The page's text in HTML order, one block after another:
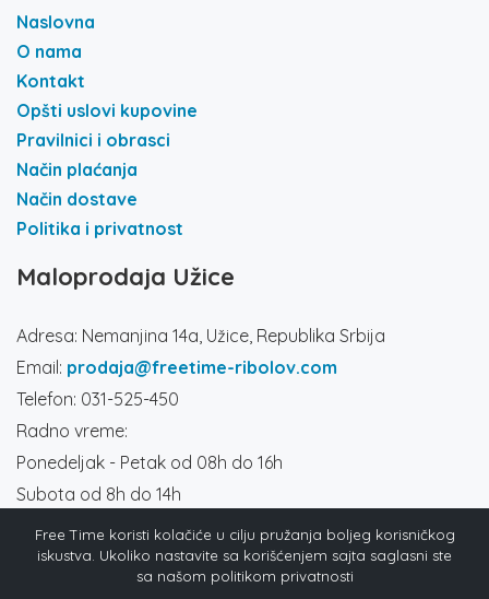
Naslovna
O nama
Kontakt
Opšti uslovi kupovine
Pravilnici i obrasci
Način plaćanja
Način dostave
Politika i privatnost
Maloprodaja Užice
Adresa: Nemanjina 14a, Užice, Republika Srbija
Email: prodaja@freetime-ribolov.com
Telefon: 031-525-450
Radno vreme:
Ponedeljak - Petak od 08h do 16h
Subota od 8h do 14h
Društvene mreže
Free Time koristi kolačiće u cilju pružanja boljeg korisničkog
iskustva. Ukoliko nastavite sa korišćenjem sajta saglasni ste
sa našom politikom privatnosti